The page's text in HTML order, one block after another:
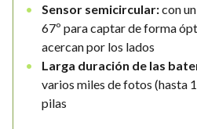
Sensor semicircular:con
67º para captar de forma
acercan por los lados
Larga duración de las
varios miles de fotos (hasta
pilas